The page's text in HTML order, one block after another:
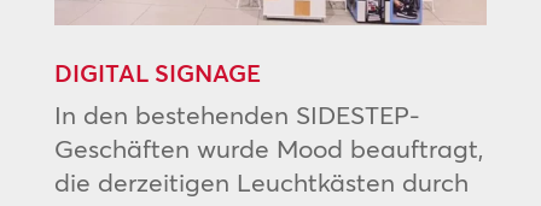
DIGITAL SIGNAGE
In den bestehenden SIDESTEP-
Geschäften wurde Mood beauftragt,
die derzeitigen Leuchtkästen durch